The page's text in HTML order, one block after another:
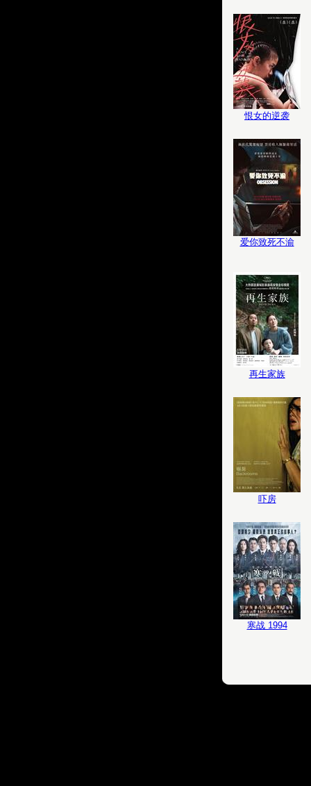
恨女的逆袭
爱你致死不渝
再生家族
吓房
寒战 1994